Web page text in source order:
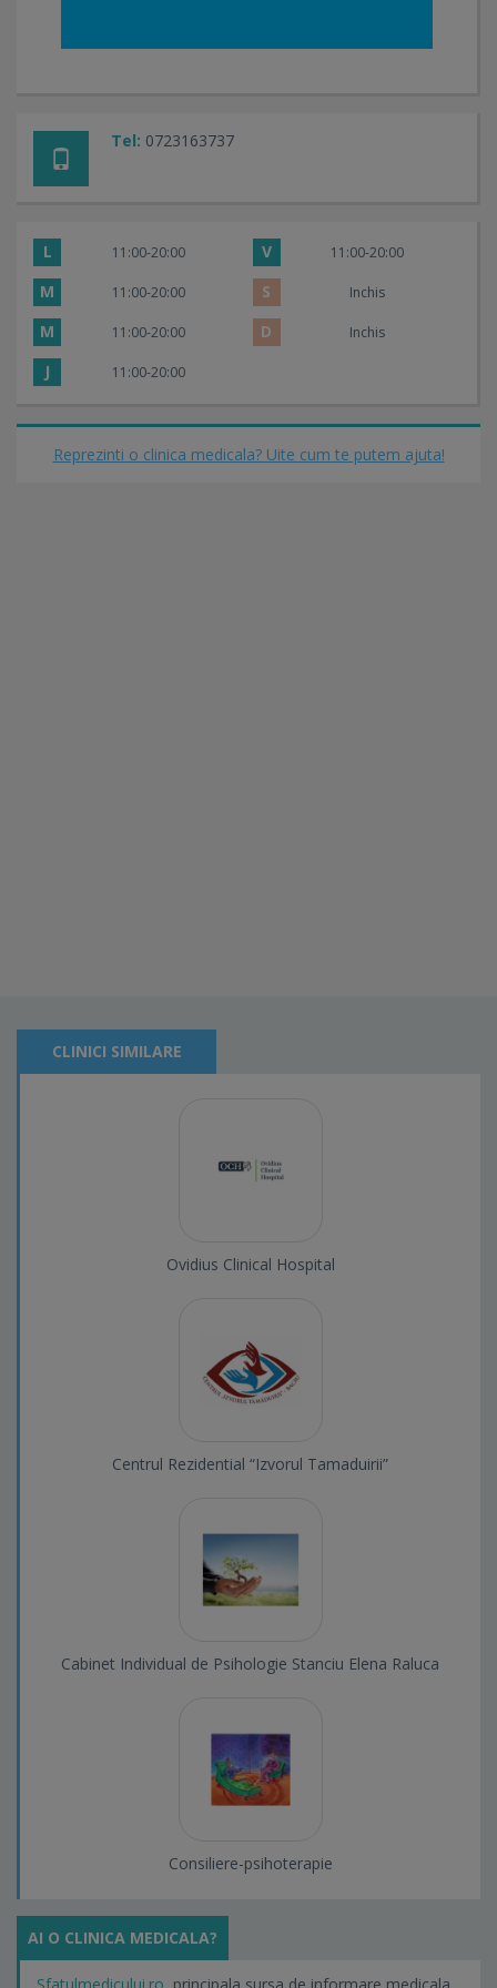
Tel: 0723163737
L 11:00-20:00 V 11:00-20:00
M 11:00-20:00 S Inchis
M 11:00-20:00 D Inchis
J 11:00-20:00
Reprezinti o clinica medicala? Uite cum te putem ajuta!
CLINICI SIMILARE
Ovidius Clinical Hospital
Centrul Rezidential “Izvorul Tamaduirii”
Cabinet Individual de Psihologie Stanciu Elena Raluca
Consiliere-psihoterapie
AI O CLINICA MEDICALA?